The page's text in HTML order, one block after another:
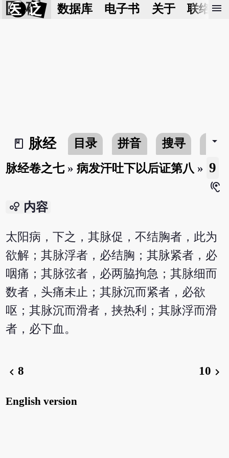
医 砭 数据库 电子书 关于 联络我
menu
book_2
脉经 目录 拼音 搜寻 书介
arrow_drop_down
脉经卷之七»病发汗吐下以后证第八 » 9
hearing
bubble_chart 内容
太阳病，下之，其脉促，不结胸者，此为
欲解；其脉浮者，必结胸；其脉紧者，必
咽痛；其脉弦者，必两脇拘急；其脉细而
数者，头痛未止；其脉沉而紧者，必欲
呕；其脉沉而滑者，挟热利；其脉浮而滑
者，必下血。
chevron_left8 10 chevron_right
English version